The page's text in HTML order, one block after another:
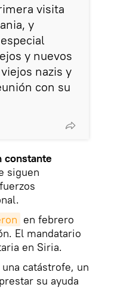
visita
y
y nuevos
nazis y
con su
constante
siguen
en febrero
El mandatario
en Siria.
catástrofe, un
su ayuda